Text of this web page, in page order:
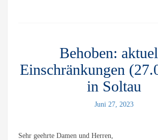
Behoben:
Einschränkungen
in Soltau
Juni 27, 2023
Sehr geehrte Damen und Herren,